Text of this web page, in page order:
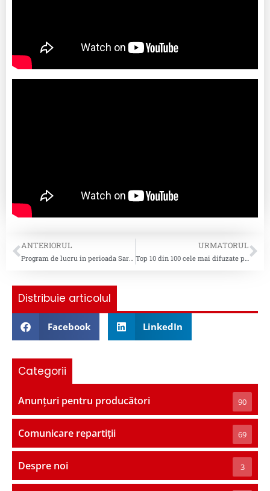
ANTERIORUL
Program de lucru in perioada Sarbatorilor Pascale
URMATORUL
Top 10 din 100 cele mai difuzate piese pentru saptamana 18
Distribuie articolul
Facebook LinkedIn
Categorii
Anunțuri pentru producători 90
Comunicare repartiții 69
Despre noi 3